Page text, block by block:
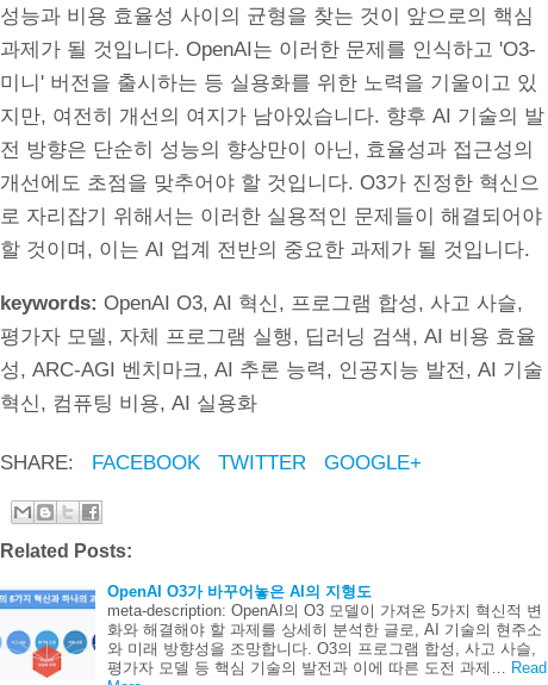
성능과 비용 효율성 사이의 균형을 찾는 것이 앞으로의 핵심
과제가 될 것입니다. OpenAI는 이러한 문제를 인식하고 'O3-
미니' 버전을 출시하는 등 실용화를 위한 노력을 기울이고 있
지만, 여전히 개선의 여지가 남아있습니다. 향후 AI 기술의 발
전 방향은 단순히 성능의 향상만이 아닌, 효율성과 접근성의
개선에도 초점을 맞추어야 할 것입니다. O3가 진정한 혁신으
로 자리잡기 위해서는 이러한 실용적인 문제들이 해결되어야
할 것이며, 이는 AI 업계 전반의 중요한 과제가 될 것입니다.
keywords: OpenAI O3, AI 혁신, 프로그램 합성, 사고 사슬,
평가자 모델, 자체 프로그램 실행, 딥러닝 검색, AI 비용 효율
성, ARC-AGI 벤치마크, AI 추론 능력, 인공지능 발전, AI 기술
혁신, 컴퓨팅 비용, AI 실용화
SHARE: FACEBOOK TWITTER GOOGLE+
Related Posts:
OpenAI O3가 바꾸어놓은 AI의 지형도
meta-description: OpenAI의 O3 모델이 가져온 5가지 혁신적 변
화와 해결해야 할 과제를 상세히 분석한 글로, AI 기술의 현주소
와 미래 방향성을 조망합니다. O3의 프로그램 합성, 사고 사슬,
평가자 모델 등 핵심 기술의 발전과 이에 따른 도전 과제…
Read